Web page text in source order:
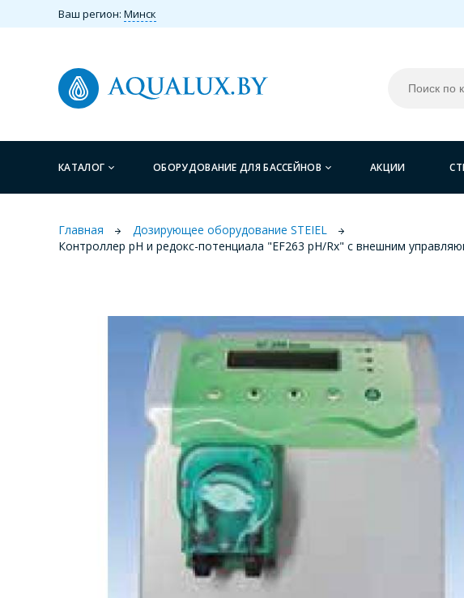
Ваш регион: Минск
КАТАЛОГ ОБОРУДОВАНИЕ ДЛЯ БАССЕЙНОВ АКЦИИ
Главная
Дозирующее оборудование STEIEL
Контроллер рН и редокс-потенциала "EF263 pH/Rx" с внешним